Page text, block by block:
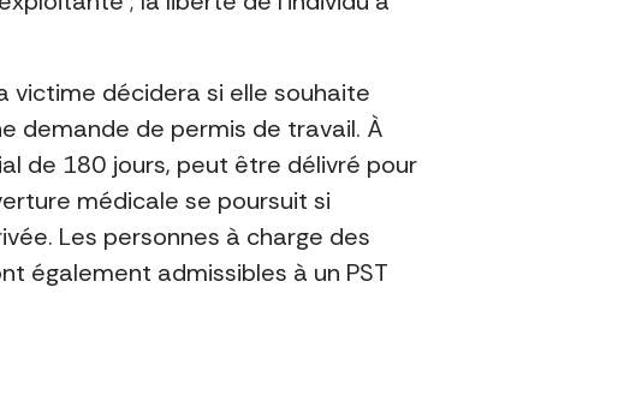
victime décidera si elle souhaite
demande de permis de travail. À
de 180 jours, peut être délivré pour
médicale se poursuit si
Les personnes à charge des
également admissibles à un PST